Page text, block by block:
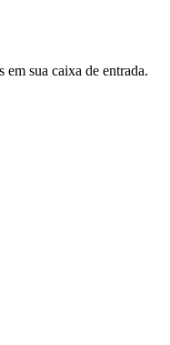
em sua caixa de entrada.